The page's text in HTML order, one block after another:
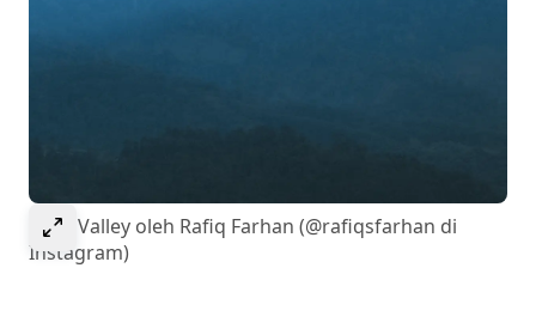
Pilih untuk memperlebar gambar
Luna Valley oleh Rafiq Farhan (@rafiqsfarhan di
Instagram)